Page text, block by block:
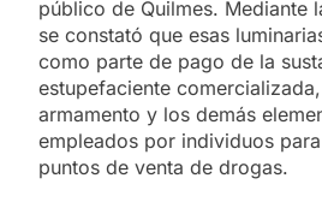
público de Quilmes. Mediante
se constató que esas
como parte de pago de la
estupefaciente
armamento y los demás
empleados por individuos
puntos de venta de drogas.